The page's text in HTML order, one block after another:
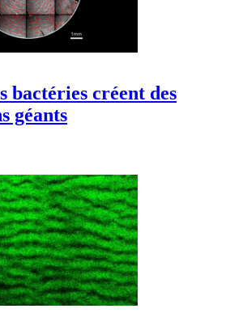
bactéries créent des
géants